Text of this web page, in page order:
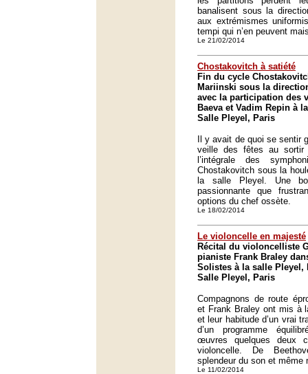
banalisent sous la
aux extrémismes
tempi qui n’en peuvent
Le 21/02/2014
Chostakovitch à satiété
Fin du cycle
Mariinski sous la
avec la participation des
Baeva et Vadim Repin à
Salle Pleyel, Paris
Il y avait de quoi se sentir
veille des fêtes au
l’intégrale des
Chostakovitch sous la
la salle Pleyel. Une
passionnante que
options du chef ossète.
Le 18/02/2014
Le violoncelle en majesté
Récital du violoncelliste
pianiste Frank Braley
Solistes à la salle Pleyel,
Salle Pleyel, Paris
Compagnons de route
et Frank Braley ont mis à
et leur habitude d’un vrai
d’un programme
œuvres quelques deux
violoncelle. De
splendeur du son et
Le 11/02/2014